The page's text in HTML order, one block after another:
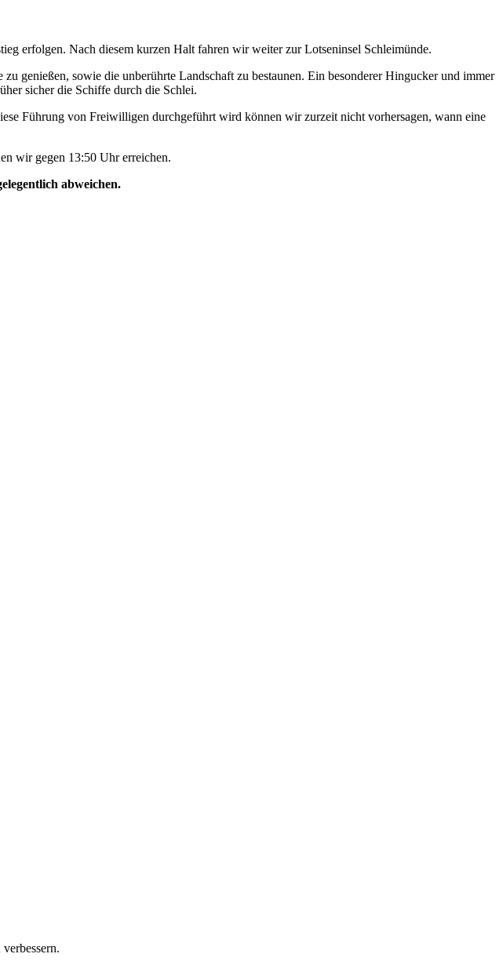
erfolgen. Nach diesem kurzen Halt fahren wir weiter zur Lotseninsel Schleimünde.
genießen, sowie die unberührte Landschaft zu bestaunen. Ein besonderer Hingucker und immer
sicher die Schiffe durch die Schlei.
Führung von Freiwilligen durchgeführt wird können wir zurzeit nicht vorhersagen, wann eine
wir gegen 13:50 Uhr erreichen.
abweichen.